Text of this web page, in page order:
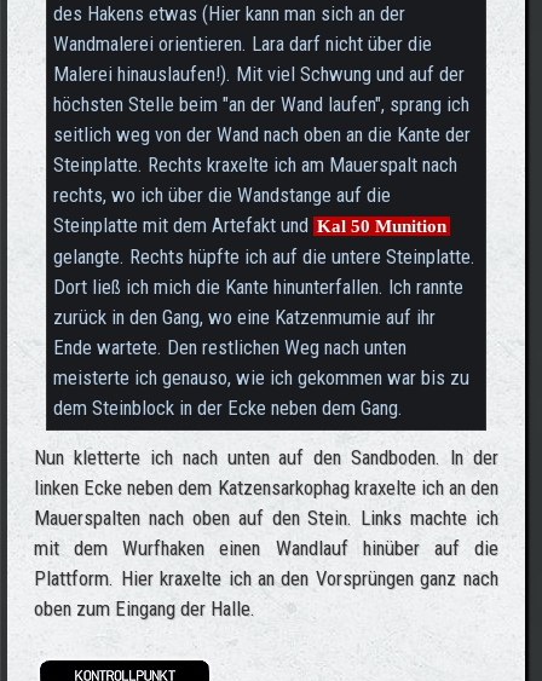
des Hakens etwas (Hier kann man sich an der
Wandmalerei orientieren. Lara darf nicht über die
Malerei hinauslaufen!). Mit viel Schwung und auf der
höchsten Stelle beim "an der Wand laufen", sprang ich
seitlich weg von der Wand nach oben an die Kante der
Steinplatte. Rechts kraxelte ich am Mauerspalt nach
rechts, wo ich über die Wandstange auf die
Steinplatte mit dem Artefakt und Kal 50 Munition
gelangte. Rechts hüpfte ich auf die untere Steinplatte.
Dort ließ ich mich die Kante hinunterfallen. Ich rannte
zurück in den Gang, wo eine Katzenmumie auf ihr
Ende wartete. Den restlichen Weg nach unten
meisterte ich genauso, wie ich gekommen war bis zu
dem Steinblock in der Ecke neben dem Gang.
Nun kletterte ich nach unten auf den Sandboden. In der
linken Ecke neben dem Katzensarkophag kraxelte ich an den
Mauerspalten nach oben auf den Stein. Links machte ich
mit dem Wurfhaken einen Wandlauf hinüber auf die
Plattform. Hier kraxelte ich an den Vorsprüngen ganz nach
oben zum Eingang der Halle.